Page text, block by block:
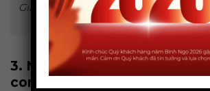
Giấc mơ của bà bầu mang nhiều
lai.
3. Nằm mơ thấy phượng
con gì may mắn, trúng lớn?